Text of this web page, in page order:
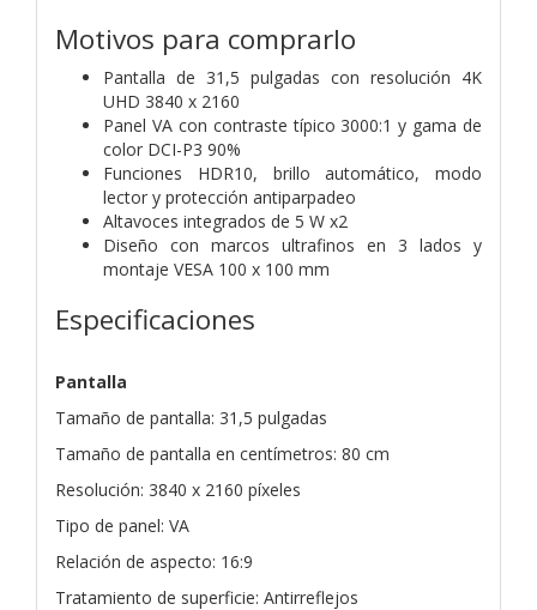
Motivos para comprarlo
Pantalla de 31,5 pulgadas con resolución 4K
UHD 3840 x 2160
Panel VA con contraste típico 3000:1 y gama de
color DCI-P3 90%
Funciones HDR10, brillo automático, modo
lector y protección antiparpadeo
Altavoces integrados de 5 W x2
Diseño con marcos ultrafinos en 3 lados y
montaje VESA 100 x 100 mm
Especificaciones
Pantalla
Tamaño de pantalla: 31,5 pulgadas
Tamaño de pantalla en centímetros: 80 cm
Resolución: 3840 x 2160 píxeles
Tipo de panel: VA
Relación de aspecto: 16:9
Tratamiento de superficie: Antirreflejos